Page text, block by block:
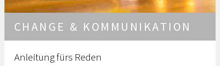
CHANGE & KOMMUNIKATION
Anleitung fürs Reden